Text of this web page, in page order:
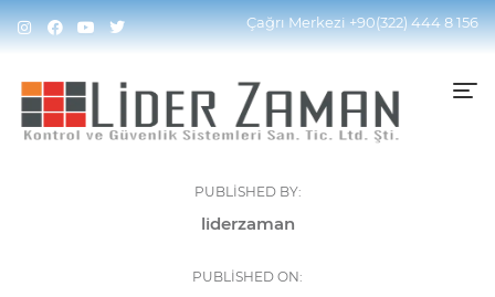
Çağrı Merkezi+90(322) 444 8 156
PUBLISHED BY:
liderzaman
PUBLISHED ON: